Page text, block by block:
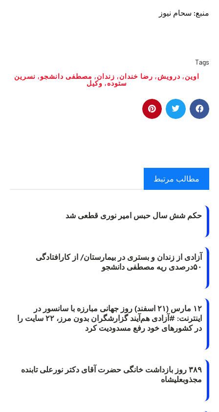
منبع: سحام نیوز
Tags
اوین, درویش, رضا خندان, زندان, مصطفی دانشجو, نسرين
ستوده, وکیل
مطالب مرتبط
حکم شش سال حبس امیر نوری قطعی شد
آزادی از زندان و بستری در بیمارستان/ از کارافتادگی
۵۰درصدی ریه مصطفی دانشجو
۱۲ مارس (۲۱ اسفند) روز جهانی مبارزه با سانسور در
اینترنت: #آزادی هم‌آیند گزارشگران‌ بدون مرز، ۲۲ سایت را
در کشورهای خود رفع مسدودیت کرد
۳۸۹ روز بازداشت خانگی حضرت آقای دکتر نورعلی تابنده
مجذوبعلیشاه